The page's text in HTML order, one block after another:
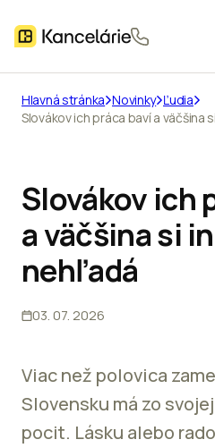
Hlavná stránka Novinky Ľudia
Slovákov ich práca baví a väčšina
Slovákov ich
a väčšina si
nehľadá
03. 07. 2026
Viac než polovica
Slovensku má zo
pocit. Lásku alebo